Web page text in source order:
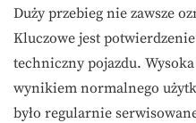
Duży przebieg nie zawsze
Kluczowe jest
techniczny pojazdu.
wynikiem normalnego
było regularnie